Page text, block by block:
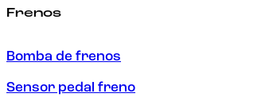
Frenos
Bomba de frenos
Sensor pedal freno